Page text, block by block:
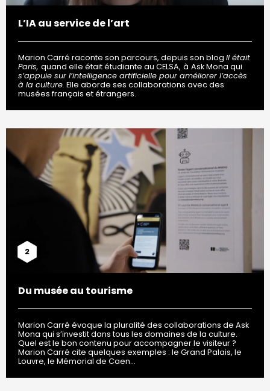
L’IA au service de l’art
Marion Carré raconte son parcours, depuis son blog Il était
Paris, quand elle était étudiante au CELSA, à Ask Mona qui
s’appuie sur l’intelligence artificielle pour améliorer l’accès
à la culture. Elle aborde ses collaborations avec des
musées français et étrangers.
2
Du musée au tourisme
Marion Carré évoque la pluralité des collaborations de Ask
Mona qui s’investit dans tous les domaines de la culture.
Quel est le bon contenu pour accompagner le visiteur ?
Marion Carré cite quelques exemples : le Grand Palais, le
Louvre, le Mémorial de Caen…